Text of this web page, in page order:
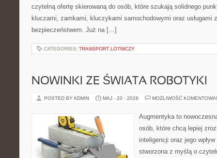
czytelną ofertę skierowaną do osób, które szukają solidnego
kluczami, zamkami, kluczykami samochodowymi oraz usługami
bezpieczeństwem. Już na […]
CATEGORIES: TRANSPORT LOTNICZY
NOWINKI ZE ŚWIATA ROBOTYKI
POSTED BY ADMIN MAJ - 20 - 2026 MOŻLIWOŚĆ
Augmentyka to
osób, które chcą lepiej
inteligencji oraz jego
stworzona z myślą o